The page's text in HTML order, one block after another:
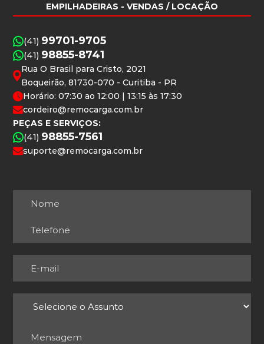
EMPILHADEIRAS - VENDAS / LOCAÇÃO
(41) 99701-9705
(41) 98855-8741
Rua O Brasil para Cristo, 2021
Boqueirão, 81730-070 - Curitiba - PR
Horário: 07:30 ao 12:00 | 13:15 às 17:30
cordeiro@remocarga.com.br
PEÇAS E SERVIÇOS:
(41) 98855-7561
suporte@remocarga.com.br